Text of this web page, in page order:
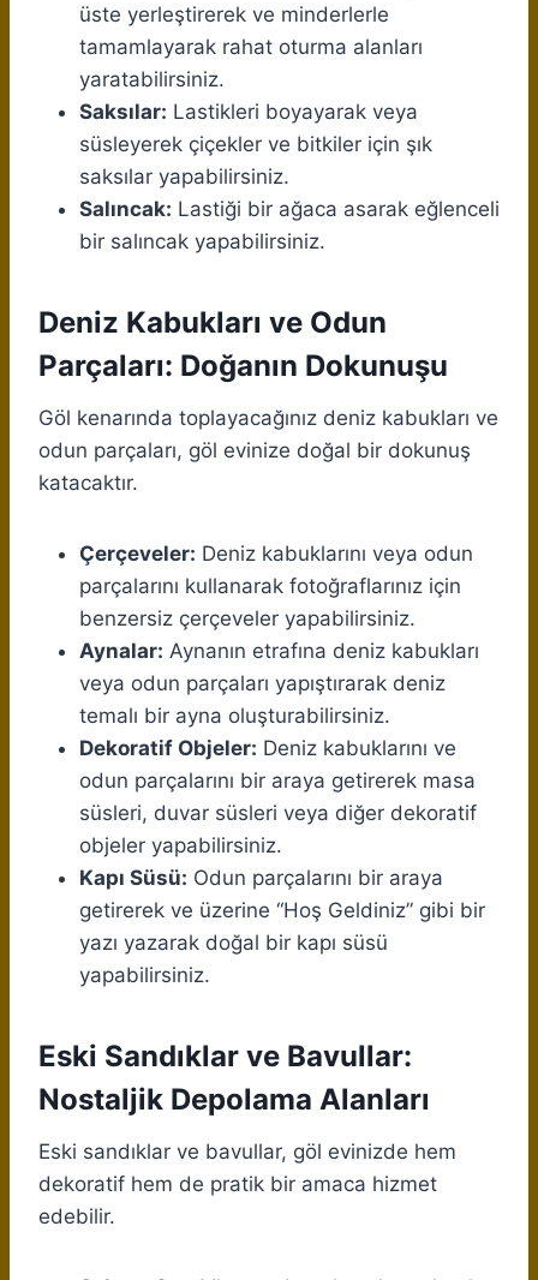
üste yerleştirerek ve minderlerle
tamamlayarak rahat oturma alanları
yaratabilirsiniz.
Saksılar: Lastikleri boyayarak veya
süsleyerek çiçekler ve bitkiler için şık
saksılar yapabilirsiniz.
Salıncak: Lastiği bir ağaca asarak eğlenceli
bir salıncak yapabilirsiniz.
Deniz Kabukları ve Odun
Parçaları: Doğanın Dokunuşu
Göl kenarında toplayacağınız deniz kabukları ve
odun parçaları, göl evinize doğal bir dokunuş
katacaktır.
Çerçeveler: Deniz kabuklarını veya odun
parçalarını kullanarak fotoğraflarınız için
benzersiz çerçeveler yapabilirsiniz.
Aynalar: Aynanın etrafına deniz kabukları
veya odun parçaları yapıştırarak deniz
temalı bir ayna oluşturabilirsiniz.
Dekoratif Objeler: Deniz kabuklarını ve
odun parçalarını bir araya getirerek masa
süsleri, duvar süsleri veya diğer dekoratif
objeler yapabilirsiniz.
Kapı Süsü: Odun parçalarını bir araya
getirerek ve üzerine “Hoş Geldiniz” gibi bir
yazı yazarak doğal bir kapı süsü
yapabilirsiniz.
Eski Sandıklar ve Bavullar:
Nostaljik Depolama Alanları
Eski sandıklar ve bavullar, göl evinizde hem
dekoratif hem de pratik bir amaca hizmet
edebilir.